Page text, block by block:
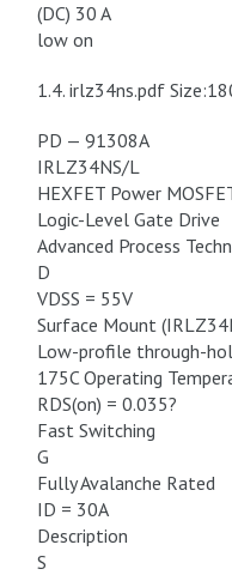
(DC) 30 A
low on
1.4. irlz34ns.pdf
PD — 91308A
IRLZ34NS/L
HEXFET Power
Logic-Level Gate Drive
Advanced Process
D
VDSS = 55V
Surface Mount
Low-profile through-
175C Operating
RDS(on) = 0.035?
Fast Switching
G
Fully Avalanche Rated
ID = 30A
Description
S